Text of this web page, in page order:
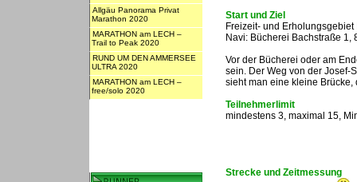
Allgäu Panorama Privat
Marathon 2020
MARATHON am LECH –
Trail to Peak 2020
RUND UM DEN AMMERSEE
ULTRA 2020
MARATHON am LECH –
free/solo 2020
Start und Ziel
Freizeit- und Erholungsgebiet
Navi: Bücherei Bachstraße
Vor der Bücherei oder am
sein. Der Weg von der Josef-
sieht man eine kleine
Teilnehmerlimit
mindestens 3, maximal 15,
Strecke und Zeitmessung